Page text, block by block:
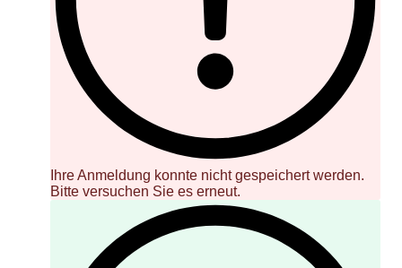
Ihre Anmeldung konnte nicht gespeichert werden.
Bitte versuchen Sie es erneut.